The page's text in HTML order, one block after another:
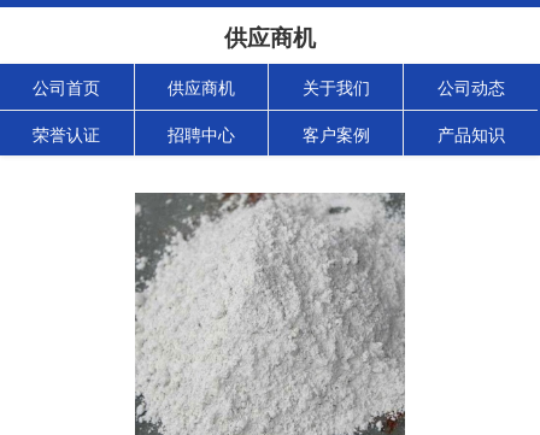
供应商机
公司首页 供应商机 关于我们 公司动态
荣誉认证 招聘中心 客户案例 产品知识